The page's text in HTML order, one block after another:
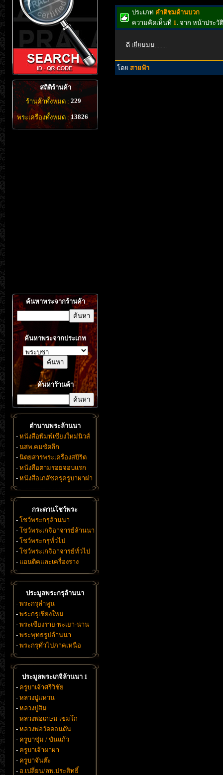
สถิติร้านค้า
ร้านค้าทั้งหมด : 229
พระเครื่องทั้งหมด : 13826
ค้นหาพระจากร้านค้า
ค้นหาพระจากประเภท
ค้นหาร้านค้า
ตำนานพระล้านนา
- หนังสือพิมพ์เชียงใหม่นิวส์
- นสพ.คมชัดลึก
- นิตยสารพระเครื่องสปิริต
- หนังสือตามรอยจอบแรก
- หนังสือเภสัชครุครูบาผาผ่า
กระดานโชว์พระ
- โชว์พระกรุล้านนา
- โชว์พระเกจิอาจารย์ล้านนา
- โชว์พระกรุทั่วไป
- โชว์พระเกจิอาจารย์ทั่วไป
- แอนติคและเครื่องราง
ประมูลพระกรุล้านนา
- พระกรุลำพูน
- พระกรุเชียงใหม่
- พระเชียงราย-พะเยา-น่าน
- พระพุทธรูปล้านนา
- พระกรุทั่วไปภาคเหนือ
ประมูลพระเกจิล้านนา 1
- ครูบาเจ้าศรีวิชัย
- หลวงปู่แหวน
- หลวงปู่สิม
- หลวงพ่อเกษม เขมโก
- หลวงพ่อวัดดอนตัน
- ครูบาชุ่ม / ขันแก้ว
- ครูบาเจ้าผาผ่า
- ครูบาจันต๊ะ
- อ.เปลี่ยน/ลพ.ประสิทธิ์
ประเภท คำติชมด้านบวก
ความคิดเห็นที่ 1. จาก หน้าประวั
ดี เยี่ยมมม........
โดย สายฟ้า